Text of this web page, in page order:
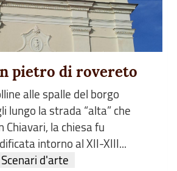
pietro di rovereto
alle spalle del borgo
lungo la strada “alta” che
Chiavari, la chiesa fu
intorno al XII-XIII...
Scenari d'arte